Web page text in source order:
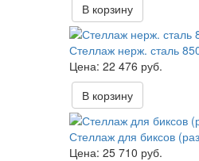
В корзину
Стеллаж нерж. сталь
22 476 руб.
В корзину
Стеллаж для биксов
25 710 руб.